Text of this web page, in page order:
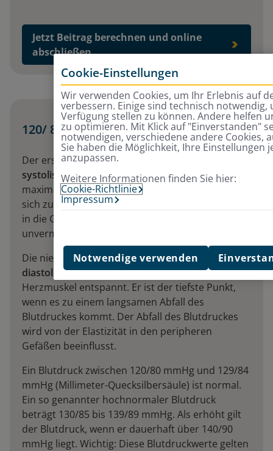
Jetzt Beitrag berechnen und online
abschließen
120/ 80 – was bedeuten diese Werte?
Der erste und höhere Wert ist der so genannte
systolische Druck. Er entspricht der Kraft, die
maximal vom Herzen aufgebaut wird, wenn es
sich zusammenzieht, um sauerstoffreiches Blut
in die Gefäße zu pumpen. Er setzt sich
unvermindert in die großen Arterien fort.
Die niedrigere zweite Ziffer bezeichnet den
diastolischen Druck, der entsteht, wenn der
Herzmuskel entspannt. Er ist der tiefste Punkt,
wenn es zu einem langsamen Abfall des
Blutdruckes kommt. Der Abfall des Blutdruckes
wird von der Elastizität in den peripheren
Gefäßen beeinflusst.
Ein Blutdruck zwischen 120/80 mmHg und 129/84
mmHg (Millimeter-Quecksilbersäule) ist normal.
Ein so genannter hochnormaler Blutdruck
beträgt 130/85 bis 139/89 mmHg. Als erhöht gilt
der Blutdruck, wenn er dauerhaft über 140/90
mmHg liegt. Wichtig: Diese Blutdruckwerte gelten
Cookie-Einstellungen
Wir verwenden Cookies, um Ihr Erlebnis auf
verbessern. Einige sind technisch
Verfügung stellen zu können. Andere helfen
zu optimieren. Mit Klick auf "Einverstanden"
notwendigen, verschiedene andere Cookies,
Sie haben die Möglichkeit, Ihre Einstellungen
anzupassen.
Weitere Informationen finden Sie hier:
Cookie-Richtlinie
Impressum
Notwendige verwenden